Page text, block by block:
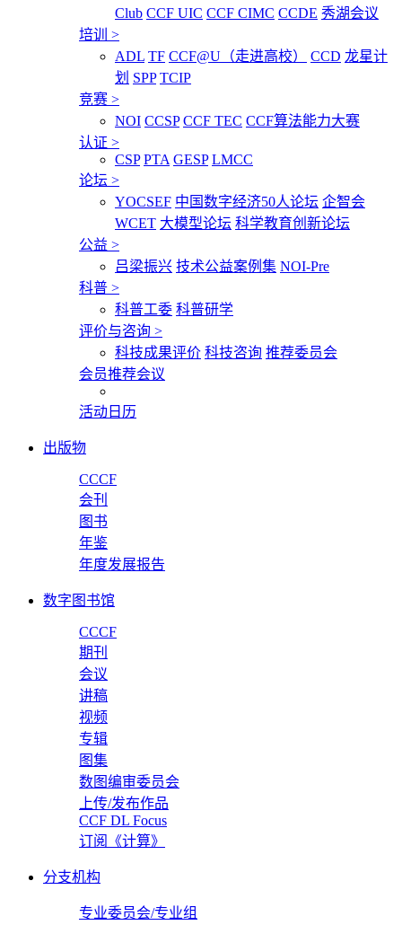
Club CCF UIC CCF CIMC CCDE 秀湖会议
培训 >
ADL TF CCF@U（走进高校） CCD 龙星计
划 SPP TCIP
竞赛 >
NOI CCSP CCF TEC CCF算法能力大赛
认证 >
CSP PTA GESP LMCC
论坛 >
YOCSEF 中国数字经济50人论坛 企智会
WCET 大模型论坛 科学教育创新论坛
公益 >
吕梁振兴 技术公益案例集 NOI-Pre
科普 >
科普工委 科普研学
评价与咨询 >
科技成果评价 科技咨询 推荐委员会
会员推荐会议
活动日历
出版物
CCCF
会刊
图书
年鉴
年度发展报告
数字图书馆
CCCF
期刊
会议
讲稿
视频
专辑
图集
数图编审委员会
上传/发布作品
CCF DL Focus
订阅《计算》
分支机构
专业委员会/专业组